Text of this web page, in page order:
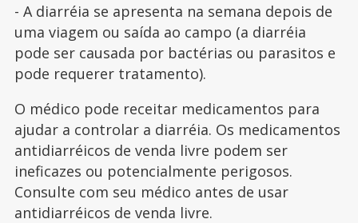
- A diarréia se apresenta na semana depois de
uma viagem ou saída ao campo (a diarréia
pode ser causada por bactérias ou parasitos e
pode requerer tratamento).
O médico pode receitar medicamentos para
ajudar a controlar a diarréia. Os medicamentos
antidiarréicos de venda livre podem ser
ineficazes ou potencialmente perigosos.
Consulte com seu médico antes de usar
antidiarréicos de venda livre.